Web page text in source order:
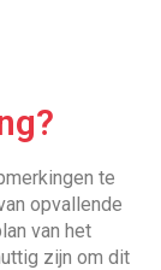
te
opvallende
van het
zijn om dit